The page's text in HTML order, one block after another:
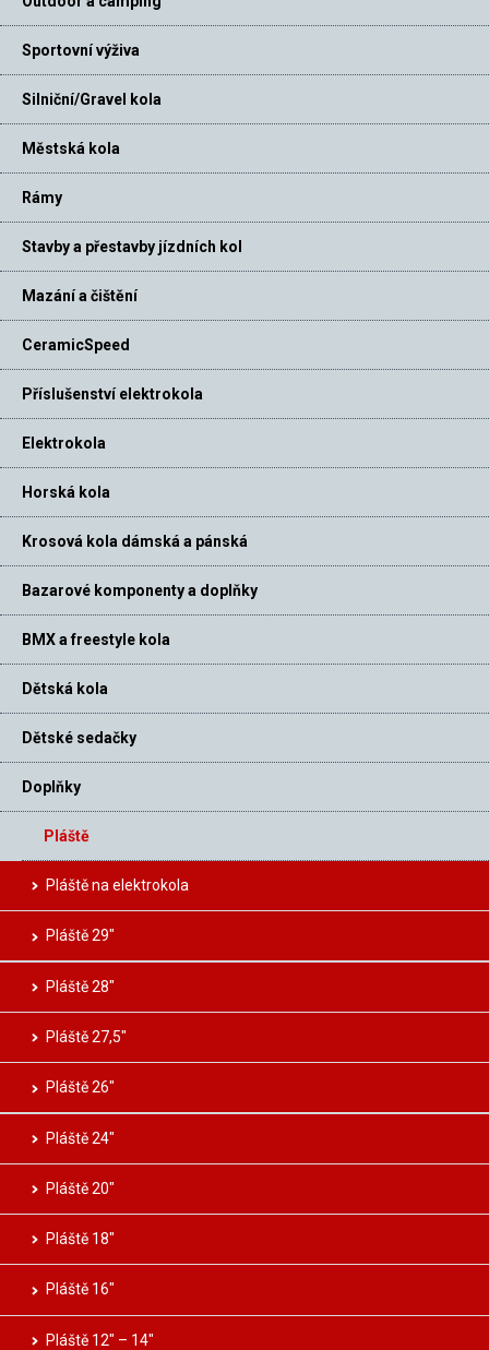
Sportovní výživa
Silniční/Gravel kola
Městská kola
Rámy
Stavby a přestavby jízdních kol
Mazání a čištění
CeramicSpeed
Příslušenství elektrokola
Elektrokola
Horská kola
Krosová kola dámská a pánská
Bazarové komponenty a doplňky
BMX a freestyle kola
Dětská kola
Dětské sedačky
Doplňky
Pláště
Pláště na elektrokola
Pláště 29″
Pláště 28″
Pláště 27,5″
Pláště 26″
Pláště 24″
Pláště 20″
Pláště 18″
Pláště 16″
Pláště 12″ – 14″